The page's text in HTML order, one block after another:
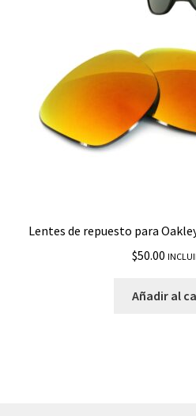
Lentes de repuesto para
$50.00
Añadir al